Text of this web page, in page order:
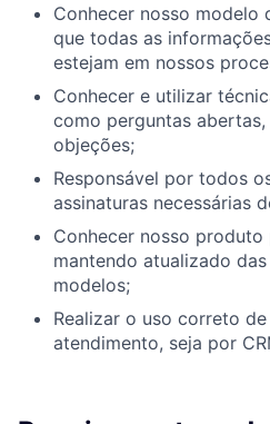
Conhecer nosso modelo
que todas as
estejam em nossos
Conhecer e utilizar
como perguntas
objeções;
Responsável por todos
assinaturas necessárias
Conhecer nosso
mantendo atualizado
modelos;
Realizar o uso correto
atendimento, seja por